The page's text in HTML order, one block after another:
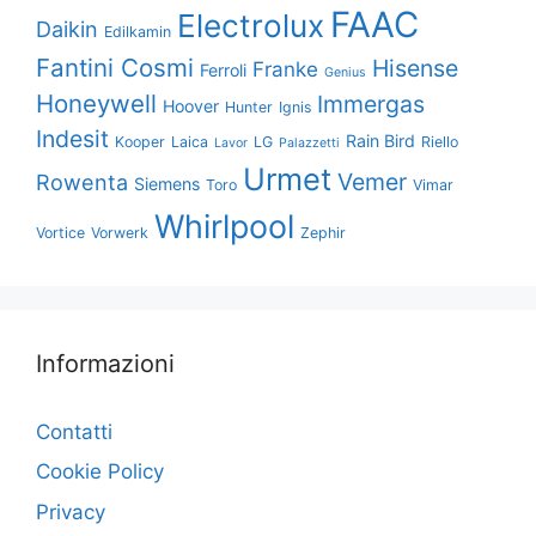
Daikin Edilkamin Electrolux FAAC
Fantini Cosmi Ferroli Franke Genius Hisense
Honeywell Hoover Hunter Ignis Immergas
Indesit Kooper Laica Lavor LG Palazzetti Rain Bird Riello
Rowenta Siemens Toro Urmet Vemer Vimar
Vortice Vorwerk Whirlpool Zephir
Informazioni
Contatti
Cookie Policy
Privacy